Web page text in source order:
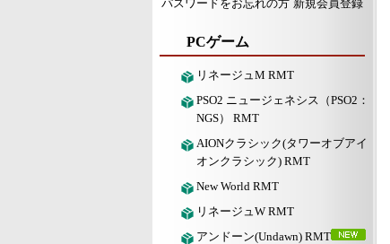
パスワードをお忘れの方 新規会員登録
PCゲーム
リネージュM RMT
PSO2 ニュージェネシス（PSO2：
NGS） RMT
AIONクラシック(タワーオブアイ
オンクラシック) RMT
New World RMT
リネージュW RMT
アンドーン(Undawn) RMT